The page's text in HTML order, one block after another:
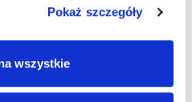
Pokaż szczegóły
wszystkie
użyte do obsługi
zarządzania
i dla innych celów o